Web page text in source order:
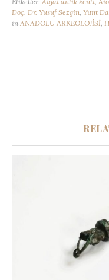
Doç. Dr. Yusuf Sezgin Yunt
in ANADOLU ARKEOLOJİSİ